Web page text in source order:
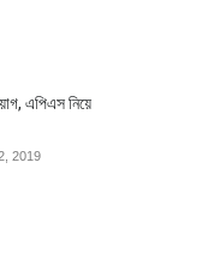
এপিএস নিয়ে
2019